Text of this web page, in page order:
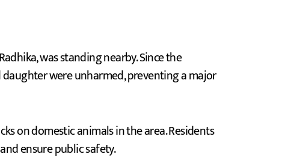
was standing nearby. Since the
were unharmed, preventing a major
on domestic animals in the area. Residents
ensure public safety.